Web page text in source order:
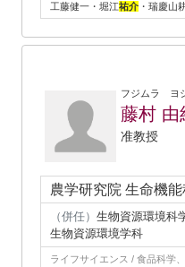
工藤健一・堀江祐介 ・瑞慶山
フジムラ ヨ
藤村 由
准教授
農学研究院 生命機
（併任） 生物資源環境科
生物資源環境学科
ライフサイエンス / 食品科学